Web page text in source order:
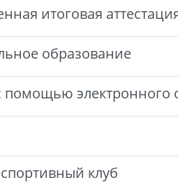
итоговая
образование
электронного
клуб